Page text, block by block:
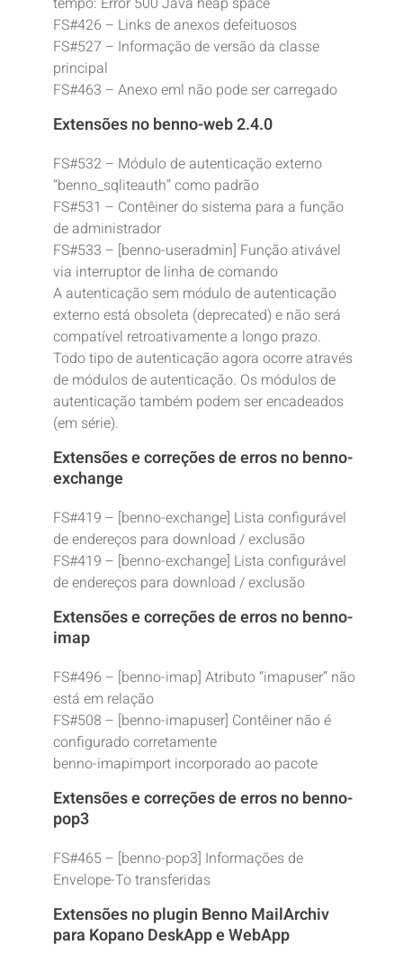
FS#426 – Links de anexos defeituosos
FS#527 – Informação de versão da classe
principal
FS#463 – Anexo eml não pode ser carregado
Extensões no benno-web 2.4.0
FS#532 – Módulo de autenticação externo
“benno_sqliteauth” como padrão
FS#531 – Contêiner do sistema para a função
de administrador
FS#533 – [benno-useradmin] Função ativável
via interruptor de linha de comando
A autenticação sem módulo de autenticação
externo está obsoleta (deprecated) e não será
compatível retroativamente a longo prazo.
Todo tipo de autenticação agora ocorre através
de módulos de autenticação. Os módulos de
autenticação também podem ser encadeados
(em série).
Extensões e correções de erros no benno-
exchange
FS#419 – [benno-exchange] Lista configurável
de endereços para download / exclusão
FS#419 – [benno-exchange] Lista configurável
de endereços para download / exclusão
Extensões e correções de erros no benno-
imap
FS#496 – [benno-imap] Atributo “imapuser” não
está em relação
FS#508 – [benno-imapuser] Contêiner não é
configurado corretamente
benno-imapimport incorporado ao pacote
Extensões e correções de erros no benno-
pop3
FS#465 – [benno-pop3] Informações de
Envelope-To transferidas
Extensões no plugin Benno MailArchiv
para Kopano DeskApp e WebApp